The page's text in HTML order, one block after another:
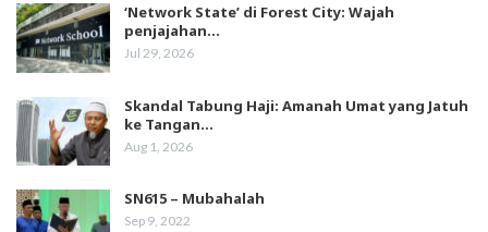
‘Network State’ di Forest City: Wajah
penjajahan…
Jul 29, 2026
Skandal Tabung Haji: Amanah Umat yang Jatuh
ke Tangan…
Aug 1, 2026
SN615 – Mubahalah
Sep 9, 2022